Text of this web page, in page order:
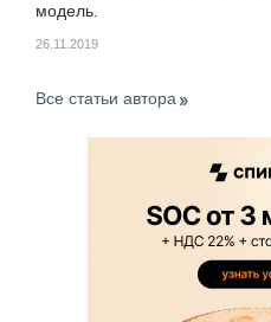
модель.
26.11.2019
Все статьи автора